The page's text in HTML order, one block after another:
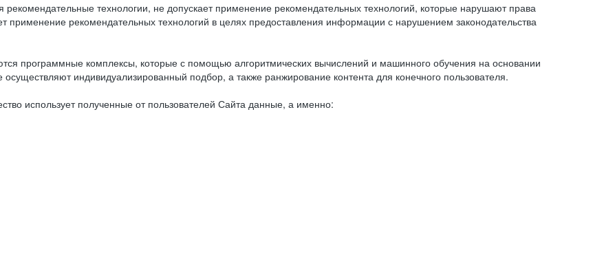
технологии, не допускает применение рекомендательных технологий, которые нарушают права
применение рекомендательных технологий в целях предоставления информации с нарушением законодательства
программные комплексы, которые с помощью алгоритмических вычислений и машинного обучения на основании
индивидуализированный подбор, а также ранжирование контента для конечного пользователя.
использует полученные от пользователей Сайта данные, а именно: